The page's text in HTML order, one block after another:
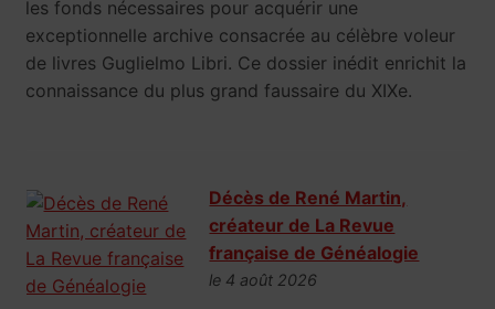
les fonds nécessaires pour acquérir une
exceptionnelle archive consacrée au célèbre voleur
de livres Guglielmo Libri. Ce dossier inédit enrichit la
connaissance du plus grand faussaire du XIXe.
Décès de René Martin,
créateur de La Revue
française de Généalogie
le 4 août 2026